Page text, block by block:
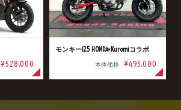
¥528,000
モンキー125 HONDA×Kuromiコラボ
本体価格 ¥493,000